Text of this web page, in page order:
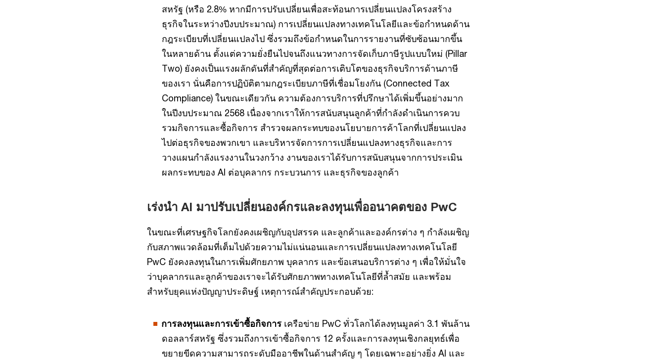
สหรัฐ (หรือ 2.8% หากมีการปรับเปลี่ยนเพื่อสะท้อนการเปลี่ยนแปลงโครงสร้าง
ธุรกิจในระหว่างปีงบประมาณ) การเปลี่ยนแปลงทางเทคโนโลยีและข้อกำหนดด้าน
กฎระเบียบที่เปลี่ยนแปลงไป ซึ่งรวมถึงข้อกำหนดในการรายงานที่ซับซ้อนมากขึ้น
ในหลายด้าน ตั้งแต่ความยั่งยืนไปจนถึงแนวทางการจัดเก็บภาษีรูปแบบใหม่ (Pillar
Two) ยังคงเป็นแรงผลักดันที่สำคัญที่สุดต่อการเติบโตของธุรกิจบริการด้านภาษี
ของเรา นั่นคือการปฏิบัติตามกฎระเบียบภาษีที่เชื่อมโยงกัน (Connected Tax
Compliance) ในขณะเดียวกัน ความต้องการบริการที่ปรึกษาได้เพิ่มขึ้นอย่างมาก
ในปีงบประมาณ 2568 เนื่องจากเราให้การสนับสนุนลูกค้าที่กำลังดำเนินการควบ
รวมกิจการและซื้อกิจการ สำรวจผลกระทบของนโยบายการค้าโลกที่เปลี่ยนแปลง
ไปต่อธุรกิจของพวกเขา และบริหารจัดการการเปลี่ยนแปลงทางธุรกิจและการ
วางแผนกำลังแรงงานในวงกว้าง งานของเราได้รับการสนับสนุนจากการประเมิน
ผลกระทบของ AI ต่อบุคลากร กระบวนการ และธุรกิจของลูกค้า
เร่งนำ AI มาปรับเปลี่ยนองค์กรและลงทุนเพื่ออนาคตของ PwC
ในขณะที่เศรษฐกิจโลกยังคงเผชิญกับอุปสรรค และลูกค้าและองค์กรต่าง ๆ กำลังเผชิญ
กับสภาพแวดล้อมที่เต็มไปด้วยความไม่แน่นอนและการเปลี่ยนแปลงทางเทคโนโลยี
PwC ยังคงลงทุนในการเพิ่มศักยภาพ บุคลากร และข้อเสนอบริการต่าง ๆ เพื่อให้มั่นใจ
ว่าบุคลากรและลูกค้าของเราจะได้รับศักยภาพทางเทคโนโลยีที่ล้ำสมัย และพร้อม
สำหรับยุคแห่งปัญญาประดิษฐ์ เหตุการณ์สำคัญประกอบด้วย:
การลงทุนและการเข้าซื้อกิจการ เครือข่าย PwC ทั่วโลกได้ลงทุนมูลค่า 3.1 พันล้าน
ดอลลาร์สหรัฐ ซึ่งรวมถึงการเข้าซื้อกิจการ 12 ครั้งและการลงทุนเชิงกลยุทธ์เพื่อ
ขยายขีดความสามารถระดับมืออาชีพในด้านสำคัญ ๆ โดยเฉพาะอย่างยิ่ง AI และ